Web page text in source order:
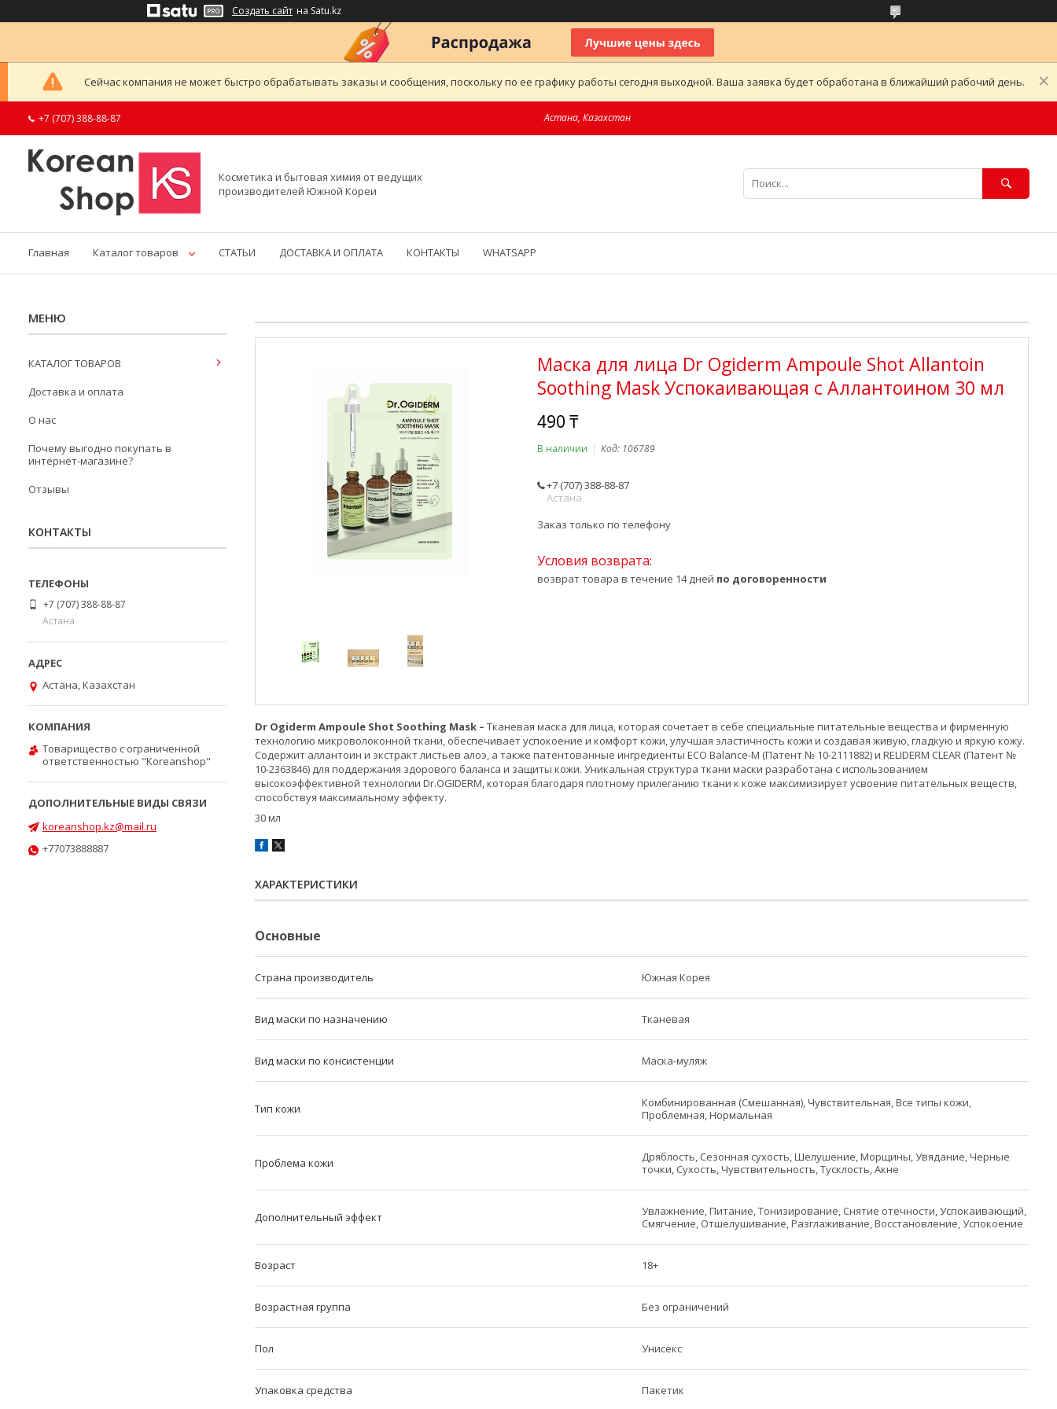
Создать сайт на Satu.kz
Сейчас компания не может быстро обрабатывать заказы и сообщения, поскольку по ее графику работы сегодня выходной. Ваша заявка будет обработана в ближайший рабочий день.
+7 (707) 388-88-87 Астана, Казахстан
Косметика и бытовая химия от ведущих
производителей Южной Кореи
Главная Каталог товаров СТАТЬИ ДОСТАВКА И ОПЛАТА КОНТАКТЫ WHATSAPP
Маска для лица Dr Ogiderm Ampoule Shot Allantoin
Soothing Mask Успокаивающая с Аллантоином 30 мл
490 ₸
В наличии Код: 106789
+7 (707) 388-88-87
Астана
Заказ только по телефону
возврат товара в течение 14 дней по договоренности
Dr Ogiderm Ampoule Shot Soothing Mask – Тканевая маска для лица, которая сочетает в себе специальные питательные вещества и фирменную
технологию микроволоконной ткани, обеспечивает успокоение и комфорт кожи, улучшая эластичность кожи и создавая живую, гладкую и яркую кожу.
Содержит аллантоин и экстракт листьев алоэ, а также патентованные ингредиенты ECO Balance-M (Патент № 10-2111882) и RELIDERM CLEAR (Патент №
10-2363846) для поддержания здорового баланса и защиты кожи. Уникальная структура ткани маски разработана с использованием
высокоэффективной технологии Dr.OGIDERM, которая благодаря плотному прилеганию ткани к коже максимизирует усвоение питательных веществ,
способствуя максимальному эффекту.
30 мл
ХАРАКТЕРИСТИКИ
Основные
Страна производитель Южная Корея
Вид маски по назначению Тканевая
Вид маски по консистенции Маска-муляж
Тип кожи
Комбинированная (Смешанная), Чувствительная, Все типы кожи,
Проблемная, Нормальная
Проблема кожи
Дряблость, Сезонная сухость, Шелушение, Морщины, Увядание, Черные
точки, Сухость, Чувствительность, Тусклость, Акне
Дополнительный эффект
Увлажнение, Питание, Тонизирование, Снятие отечности, Успокаивающий,
Смягчение, Отшелушивание, Разглаживание, Восстановление, Успокоение
Возраст 18+
Возрастная группа Без ограничений
Пол Унисекс
Упаковка средства Пакетик
КАТАЛОГ ТОВАРОВ
Доставка и оплата
О нас
Почему выгодно покупать в
интернет-магазине?
Отзывы
КОНТАКТЫ
+7 (707) 388-88-87
Астана
Астана, Казахстан
Товарищество с ограниченной
ответственностью "Koreanshop"
koreanshop.kz@mail.ru
+77073888887